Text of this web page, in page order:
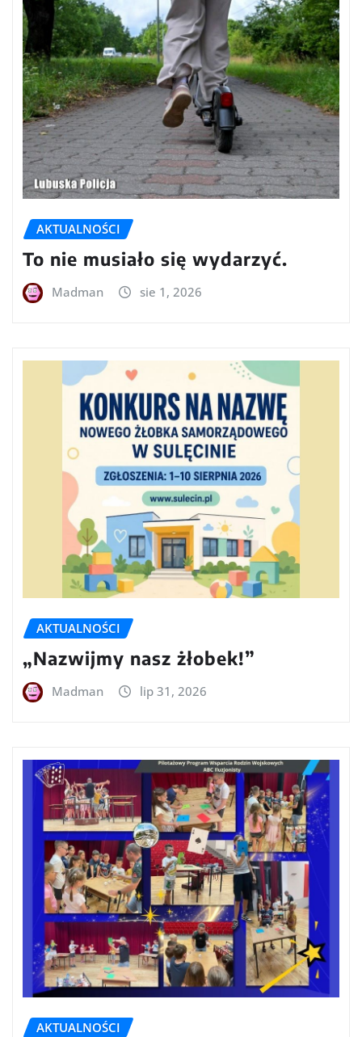
AKTUALNOŚCI
To nie musiało się wydarzyć.
Madman sie 1, 2026
AKTUALNOŚCI
„Nazwijmy nasz żłobek!”
Madman lip 31, 2026
AKTUALNOŚCI